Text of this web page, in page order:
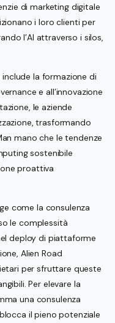
di marketing digitale
i loro clienti per
l’AI attraverso i silos,
la formazione di
e all’innovazione
le aziende
trasformando
mano che le tendenze
sostenibile
proattiva
come la consulenza
le complessità
deploy di piattaforme
Alien Road
per sfruttare queste
Per elevare la
una consulenza
il pieno potenziale